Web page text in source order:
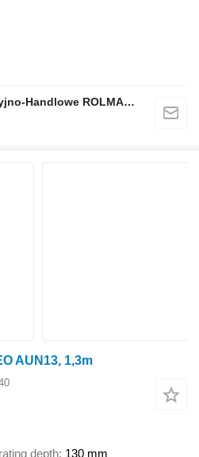
Przedsiębiorstwo Produkcyjno-Handlowe ROLMAPOL Marcin Dziekan
AUN13, 1,3m
depth 130 mm